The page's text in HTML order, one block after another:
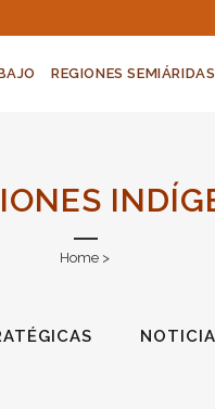
REGIONES SEMIÁRIDAS
Home>